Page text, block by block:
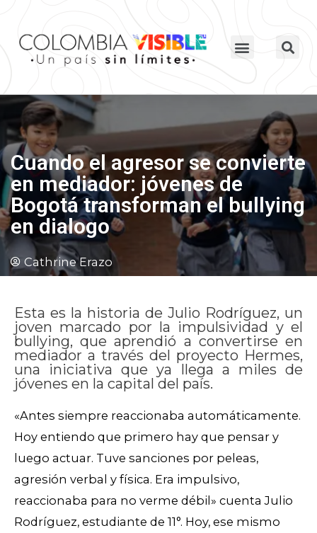
Cuando el agresor se convierte
en mediador: jóvenes de
Bogotá transforman el bullying
en dialogo
Cathrine Erazo
Esta es la historia de Julio Rodríguez, un
joven marcado por la impulsividad y el
bullying, que aprendió a convertirse en
mediador a través del proyecto Hermes,
una iniciativa que ya llega a miles de
jóvenes en la capital del país.
«Antes siempre reaccionaba automáticamente.
Hoy entiendo que primero hay que pensar y
luego actuar. Tuve sanciones por peleas,
agresión verbal y física. Era impulsivo,
reaccionaba para no verme débil» cuenta Julio
Rodríguez, estudiante de 11°. Hoy, ese mismo